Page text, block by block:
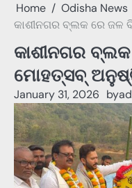
Home
Odisha News
କାଶୀନଗର ବ୍ଲକ ରେ ଜଳ
କାଶୀନଗର
ମୋହତ୍ସବ୍
January 31, 2026 by